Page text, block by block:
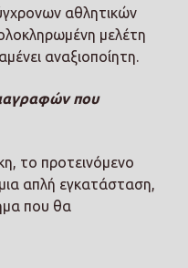
αθλητικών
μελέτη
αναξιοποίητη.
που
το προτεινόμενο
απλή εγκατάσταση,
που θα